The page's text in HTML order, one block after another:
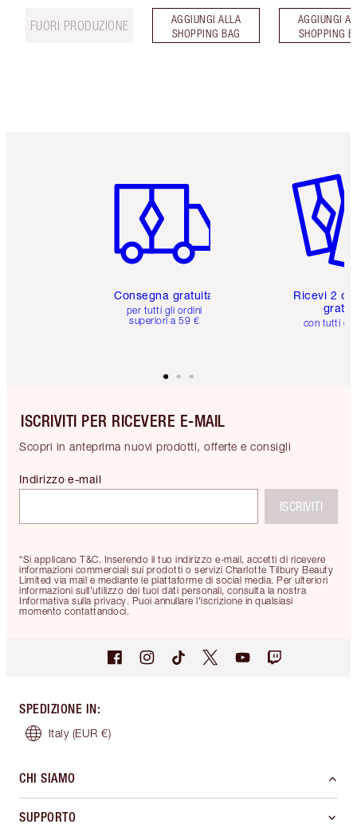
FUORI PRODUZIONE
AGGIUNGI ALLA
SHOPPING BAG
AGGIUNGI
SHOPPING
Consegna gratuita
per tutti gli ordini
superiori a 59 €
Ricevi 2
con tutti gli
ISCRIVITI PER RICEVERE E-MAIL
Scopri in anteprima nuovi prodotti, offerte e consigli
*Si applicano T&C. Inserendo il tuo indirizzo e-mail, accetti di ricevere
informazioni commerciali sui prodotti o servizi Charlotte Tilbury Beauty
Limited via mail e mediante le piattaforme di social media. Per ulteriori
informazioni sull'utilizzo dei tuoi dati personali, consulta la nostra
Informativa sulla privacy. Puoi annullare l'iscrizione in qualsiasi
momento contattandoci.
Indirizzo e-mail
ISCRIVITI
SPEDIZIONE IN:
Italy (EUR €)
CHI SIAMO
SUPPORTO